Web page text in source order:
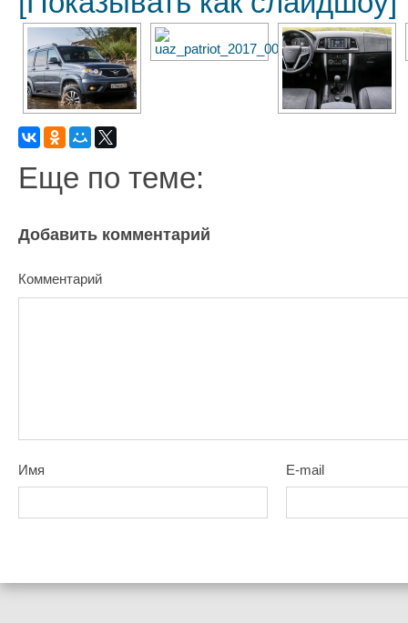
Еще по теме:
Добавить комментарий
Комментарий
Имя E-mail